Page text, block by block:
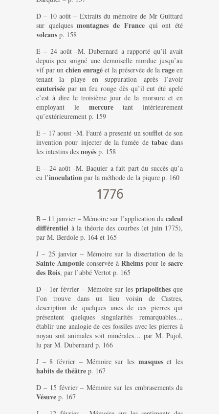
D – 10 août – Extraits du mémoire de Mr Guittard
sur quelquesmontagnes de Francequi ont été
volcans p. 158
E – 24 août -M. Dubernard a rapporté qu’il avait
depuis peu soigné une demoiselle mordue jusqu’au
vif par unchien enragé et la préservée de la rageen
tenant la playe en suppuration après l’avoir
cauterisée par un feu rouge dès qu’il eut été apelé
c’est à dire le troisième jour de la morsure et en
employant le mercuretant intérieurement
qu’extérieurement p. 159
E – 17 aoust -M. Fauré a presenté un soufflet de son
invention pour injecter de la fumée de tabacdans
les intestins des noyés p. 158
E – 24 août -M. Baquier a fait part du succès qu’a
eu l’inoculation par la méthode de la piqure p. 160
1776
B – 11 janvier – Mémoire sur l’application du calcul
différentiel à la théorie des courbes (et juin 1775),
par M. Berdole p. 164 et 165
J – 25 janvier – Mémoire sur la dissertation de la
Sainte Ampoule conservée à Rheims pour le sacre
des Rois, par l’abbé Vertot p. 165
D – 1er février – Mémoire sur les priapolithes que
l’on trouve dans un lieu voisin de Castres,
description de quelques unes de ces pierres qui
présentent quelques singularités remarquables…
établir une analogie de ces fossiles avec les pierres à
noyau soit animales soit minérales… par M. Pujol,
lu par M. Dubernard p. 166
J – 8 février – Mémoire sur les masqueset les
habitsde théâtre p. 167
D – 15 février – Mémoire sur les embrasements du
Vésuve p. 167